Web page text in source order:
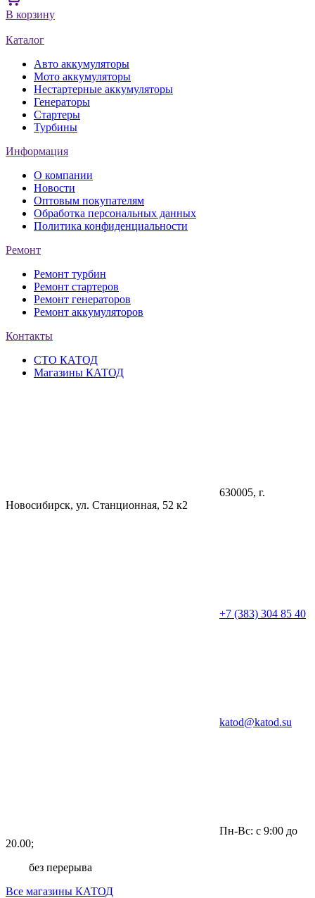
В корзину
Каталог
Авто аккумуляторы
Мото аккумуляторы
Нестартерные аккумуляторы
Генераторы
Стартеры
Турбины
Информация
О компании
Новости
Оптовым покупателям
Обработка персональных данных
Политика конфиденциальности
Ремонт
Ремонт турбин
Ремонт стартеров
Ремонт генераторов
Ремонт аккумуляторов
Контакты
СТО КАТОД
Магазины КАТОД
630005, г.
Новосибирск, ул. Станционная, 52 к2
+7 (383) 304 85 40
katod@katod.su
Пн-Вс: с 9:00 до
20.00;
без перерыва
Все магазины КАТОД